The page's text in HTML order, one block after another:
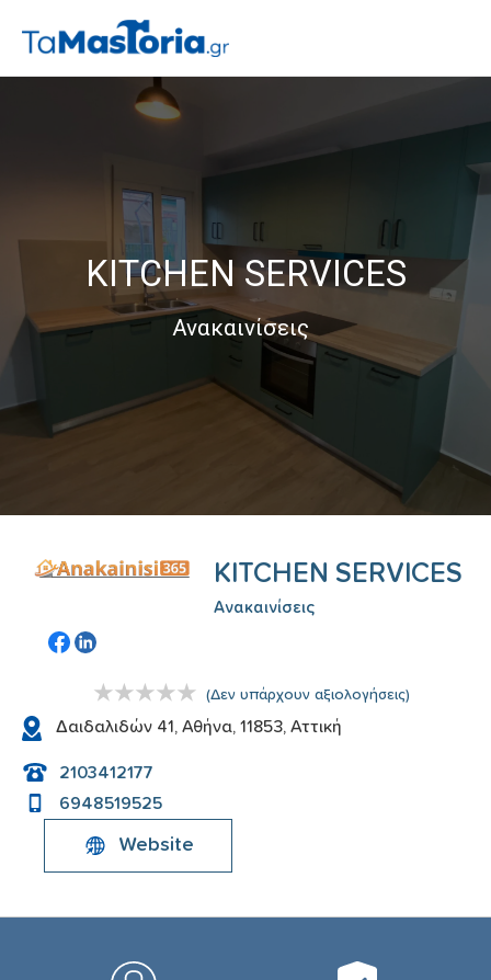
KITCHEN SERVICES
Ανακαινίσεις
KITCHEN SERVICES
Ανακαινίσεις
(Δεν υπάρχουν αξιολογήσεις)
Δαιδαλιδών 41, Αθήνα, 11853, Αττική
2103412177
6948519525
Website